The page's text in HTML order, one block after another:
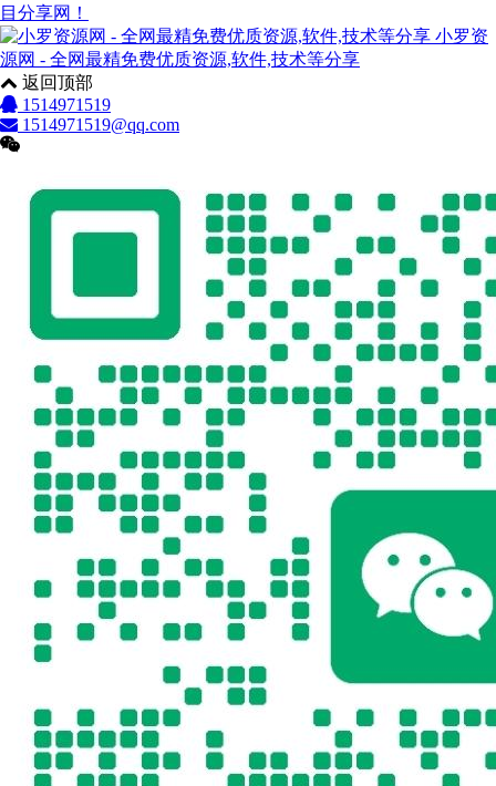
目分享网！
小罗资
源网 - 全网最精免费优质资源,软件,技术等分享
返回顶部
1514971519
1514971519@qq.com